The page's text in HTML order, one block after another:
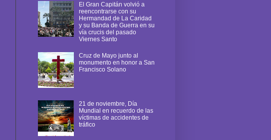
El Gran Capitán volvió a
reencontrarse con su
Hermandad de La Caridad
y su Banda de Guerra en su
vía crucis del pasado
Viernes Santo
Cruz de Mayo junto al
monumento en honor a San
Francisco Solano
21 de noviembre, Día
Mundial en recuerdo de las
víctimas de accidentes de
tráfico